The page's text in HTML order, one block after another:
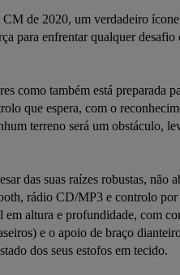
de 2020, um verdadeiro
para enfrentar qualquer
como também está preparada
que espera, com o
terreno será um obstáculo,
das suas raízes robustas, não
rádio CD/MP3 e controlo
altura e profundidade, com
e o apoio de braço
dos seus estofos em tecido.